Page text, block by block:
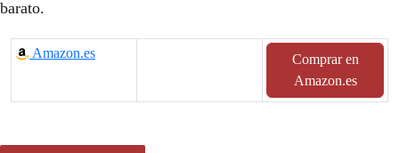
barato.
Amazon.es
Comprar en
Amazon.es